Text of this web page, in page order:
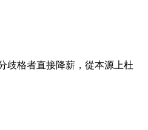
歧格者直接降薪，從本源上杜